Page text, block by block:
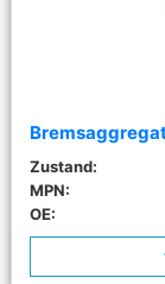
Zustand:
MPN:
OE: